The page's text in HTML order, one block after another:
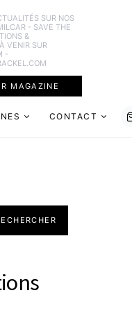
SUR NOS
- SAVE THE
&
VENIR SUR
-
MAGAZINE
CONTACT